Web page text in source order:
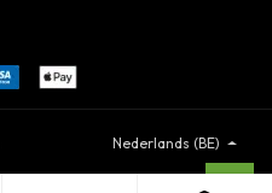
Nederlands (BE)